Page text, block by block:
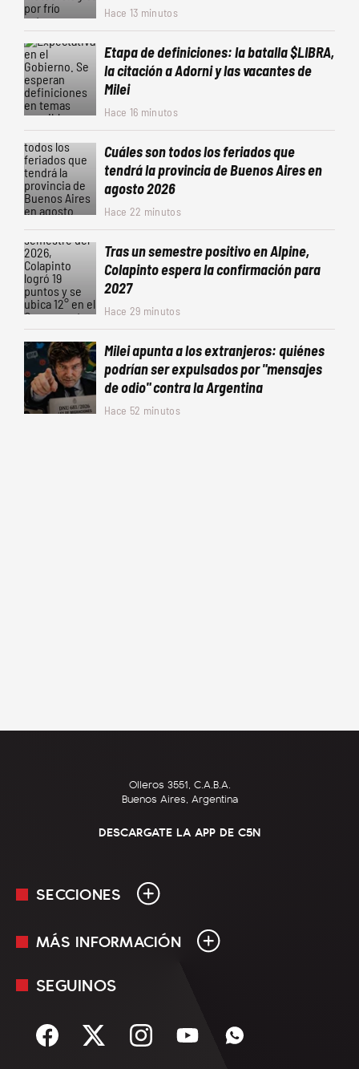
Hace 13 minutos
Etapa de definiciones: la batalla $LIBRA,
la citación a Adorni y las vacantes de
Milei
Hace 16 minutos
Cuáles son todos los feriados que
tendrá la provincia de Buenos Aires en
agosto 2026
Hace 22 minutos
Tras un semestre positivo en Alpine,
Colapinto espera la confirmación para
2027
Hace 29 minutos
Milei apunta a los extranjeros: quiénes
podrían ser expulsados por "mensajes
de odio" contra la Argentina
Hace 52 minutos
Olleros 3551, C.A.B.A.
Buenos Aires, Argentina
DESCARGATE LA APP DE C5N
SECCIONES
En Vivo
Sociedad
MÁS INFORMACIÓN
Mediakit
Términos y condiciones
SEGUINOS